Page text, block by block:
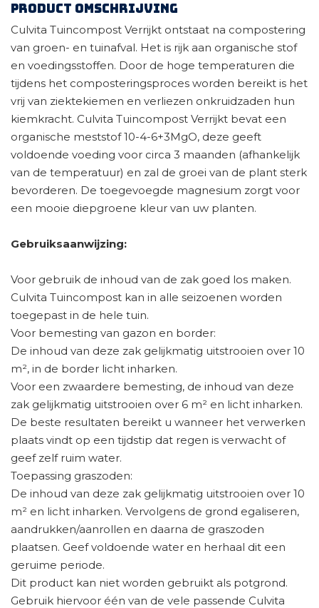
Product omschrijving
Culvita Tuincompost Verrijkt ontstaat na compostering
van groen- en tuinafval. Het is rijk aan organische stof
en voedingsstoffen. Door de hoge temperaturen die
tijdens het composteringsproces worden bereikt is het
vrij van ziektekiemen en verliezen onkruidzaden hun
kiemkracht. Culvita Tuincompost Verrijkt bevat een
organische meststof 10-4-6+3MgO, deze geeft
voldoende voeding voor circa 3 maanden (afhankelijk
van de temperatuur) en zal de groei van de plant sterk
bevorderen. De toegevoegde magnesium zorgt voor
een mooie diepgroene kleur van uw planten.
Gebruiksaanwijzing:
Voor gebruik de inhoud van de zak goed los maken.
Culvita Tuincompost kan in alle seizoenen worden
toegepast in de hele tuin.
Voor bemesting van gazon en border:
De inhoud van deze zak gelijkmatig uitstrooien over 10
m², in de border licht inharken.
Voor een zwaardere bemesting, de inhoud van deze
zak gelijkmatig uitstrooien over 6 m² en licht inharken.
De beste resultaten bereikt u wanneer het verwerken
plaats vindt op een tijdstip dat regen is verwacht of
geef zelf ruim water.
Toepassing graszoden:
De inhoud van deze zak gelijkmatig uitstrooien over 10
m² en licht inharken. Vervolgens de grond egaliseren,
aandrukken/aanrollen en daarna de graszoden
plaatsen. Geef voldoende water en herhaal dit een
geruime periode.
Dit product kan niet worden gebruikt als potgrond.
Gebruik hiervoor één van de vele passende Culvita